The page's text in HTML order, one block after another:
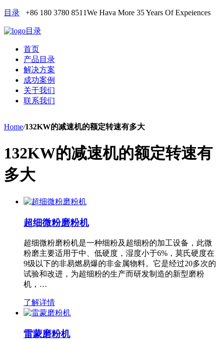
目录 +86 180 3780 8511We Hava More 35 Years Of Expeiences
目录
首页
产品目录
解决方案
成功案例
关于我们
联系我们
Home/132KW的减速机的额定转速有多大
132KW的减速机的额定转速有
多大
超细微粉磨粉机
超细微粉磨粉机是一种细粉及超细粉的加工设备，此微
粉磨主要适用于中、低硬度，湿度小于6%，莫氏硬度在
9级以下的非易燃易爆的非金属物料。它是经过20多次的
试验和改进，为超细粉的生产而研发制造的新型磨粉
机，…
了解详情
雷蒙磨粉机